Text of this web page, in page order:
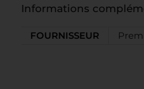
Informations
FOURNISSEUR